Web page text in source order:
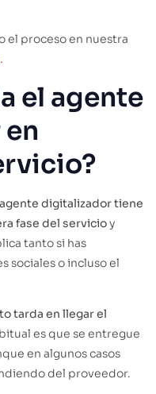
el proceso en nuestra
.
el agente
digitalizador tiene
fase del servicioy
tanto si has
sociales o incluso el
tarda en llegar el
es que se entregue
en algunos casos
del proveedor.